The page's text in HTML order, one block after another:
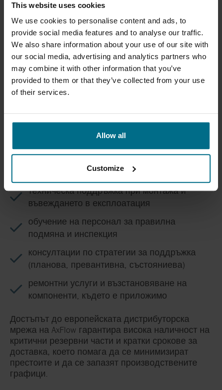
This website uses cookies
We use cookies to personalise content and ads, to
provide social media features and to analyse our traffic.
We also share information about your use of our site with
our social media, advertising and analytics partners who
may combine it with other information that you’ve
provided to them or that they’ve collected from your use
of their services.
Allow all
Customize
AxFlow Bulgaria подпомага клиентите през целия
жизнен цикъл на резервните части – от
идентификация и подбор до доставка и
монтажна поддръжка. Нашите специалисти
извършват проверки на съвместимост,
консултират относно избор на материали и
оценяват пригодността на компонентите за
конкретните работни условия.
модел и сериен номер
доставка на оригинални части и комплекти
за сервизиране
техническа поддръжка при монтажа и
въвеждането в експлоатация
обучение на персонал за правилна
подмяна и инспекция
консултации по стратегии за поддръжка
(планова, превантивна, състояниева)
ремонтни услуги и възстановяване на
компоненти, където е приложимо
Достъпът до европейската дистрибуторска
мрежа на AxFlow гарантира висока наличност на
критични резервни части и кратки срокове за
доставка, което помага да се минимизират
престоите и да се запазят производствените
графици.